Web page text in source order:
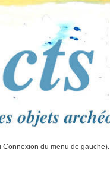
Connexion du menu de gauche).